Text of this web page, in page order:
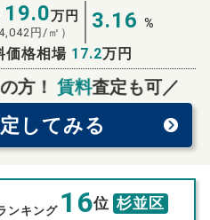
19.0万円
円/㎡） 3.16 %
価格相場 17.2万円
方！ 賃料査定も可／
してみる
スタート！
ンキング 16位 杉並区